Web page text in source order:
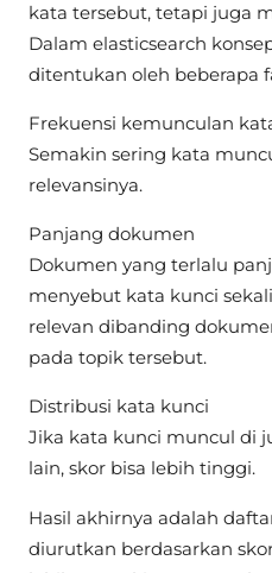
kata tersebut, tetapi juga
Dalam elasticsearch
ditentukan oleh beberapa
Frekuensi kemunculan
Semakin sering kata
relevansinya.
Panjang dokumen
Dokumen yang terlalu
menyebut kata kunci
relevan dibanding
pada topik tersebut.
Distribusi kata kunci
Jika kata kunci muncul di
lain, skor bisa lebih tinggi.
Hasil akhirnya adalah
diurutkan berdasarkan